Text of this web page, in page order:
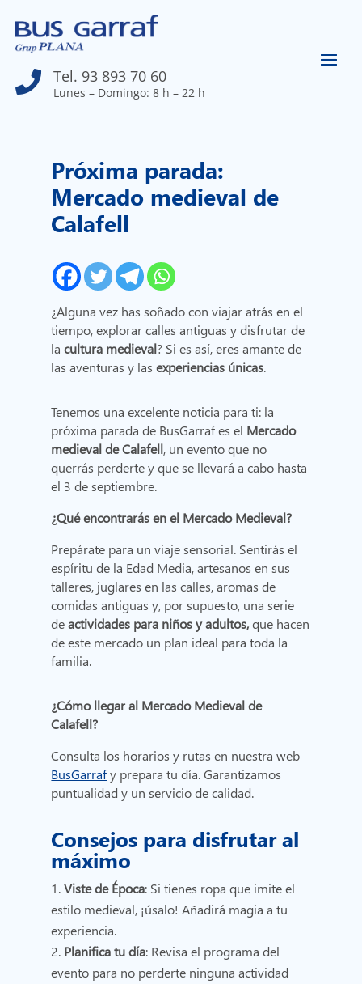
 Tel. 93 893 70 60
Lunes – Domingo: 8 h – 22 h
Próxima parada:
Mercado medieval de
Calafell
¿Alguna vez has soñado con viajar atrás en el
tiempo, explorar calles antiguas y disfrutar de
lacultura medieval? Si es así, eres amante de
las aventuras y lasexperiencias únicas.
Tenemos una excelente noticia para ti: la
próxima parada de BusGarraf es el Mercado
medieval de Calafell, un evento que no
querrás perderte y que se llevará a cabo hasta
el 3 de septiembre.
¿Qué encontrarás en el Mercado Medieval?
Prepárate para un viaje sensorial. Sentirás el
espíritu de la Edad Media, artesanos en sus
talleres, juglares en las calles, aromas de
comidas antiguas y, por supuesto, una serie
deactividades para niños y adultos,que hacen
de este mercado un plan ideal para toda la
familia.
¿Cómo llegar al Mercado Medieval de
Calafell?
Consulta los horarios y rutas en nuestra web
BusGarrafy prepara tu día. Garantizamos
puntualidad y un servicio de calidad.
Consejos para disfrutar al
máximo
Viste de Época: Si tienes ropa que imite el
estilo medieval, ¡úsalo! Añadirá magia a tu
experiencia.
Planifica tu día: Revisa el programa del
evento para no perderte ninguna actividad